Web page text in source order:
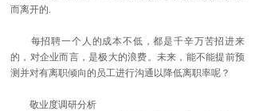
而离开的.
每招聘一个人的成本不低，都是千辛万苦招进来
的，对企业而言，是极大的浪费。未来，能不能提前预
测并对有离职倾向的员工进行沟通以降低离职率呢？
敬业度调研分析